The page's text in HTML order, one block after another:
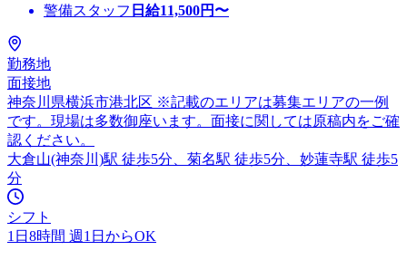
警備スタッフ 日給11,500円〜
勤務地
面接地
神奈川県横浜市港北区 ※記載のエリアは募集エリアの一例
です。現場は多数御座います。面接に関しては原稿内をご確
認ください。
大倉山(神奈川)駅 徒歩5分、菊名駅 徒歩5分、妙蓮寺駅 徒歩5
分
シフト
1日8時間 週1日からOK